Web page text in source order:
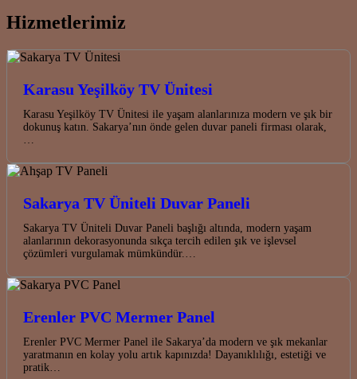
Hizmetlerimiz
Karasu Yeşilköy TV Ünitesi
Karasu Yeşilköy TV Ünitesi ile yaşam alanlarınıza modern ve şık bir
dokunuş katın. Sakarya’nın önde gelen duvar paneli firması olarak,
…
Sakarya TV Üniteli Duvar Paneli
Sakarya TV Üniteli Duvar Paneli başlığı altında, modern yaşam
alanlarının dekorasyonunda sıkça tercih edilen şık ve işlevsel
çözümleri vurgulamak mümkündür.…
Erenler PVC Mermer Panel
Erenler PVC Mermer Panel ile Sakarya’da modern ve şık mekanlar
yaratmanın en kolay yolu artık kapınızda! Dayanıklılığı, estetiği ve
pratik…